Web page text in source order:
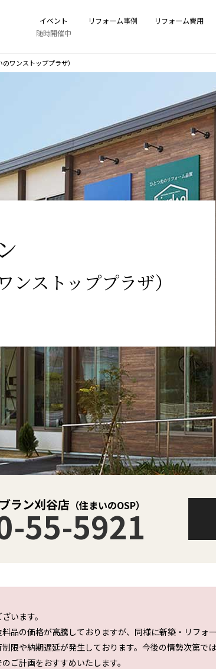
イベント
随時開催中
リフォーム事例 リフォーム費用
ワンストッププラザ）
ンストッププラザ）
ラン刈谷店 （住まいのOSP）
55-5921
います。
品の価格が高騰しておりますが、同様に新築・リフォ
限や納期遅延が発生しております。今後の情勢次第で
ご計画をおすすめいたします。